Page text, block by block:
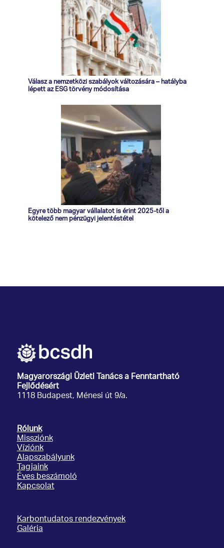
Válasz a nemzetközi szabályok változására – hatályba
lépett az ESG törvény módosítása
Egyre több magyar vállalatot is érint 2025-től a
kötelező nem pénzügyi jelentéstétel
Magyarországi Üzleti Tanácsa Fenntartható
Fejlődésért
1118 Budapest, Ménesi út 9/a.
Rólunk
Missziónk
Víziónk
Alapszabályunk
Tagjaink
Éves beszámoló
Kapcsolat
Karbontudatos rendezvények
Galéria